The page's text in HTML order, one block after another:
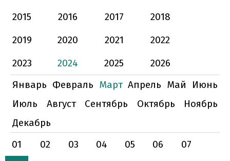
2015
2016 2017
2018
2019
2020 2021
2022
2023
2024 2025
2026
Январь Февраль Март Апрель Май
Июнь
Июль
Август Сентябрь Октябрь
Ноябрь
Декабрь
01
02 03 04 05 06
07